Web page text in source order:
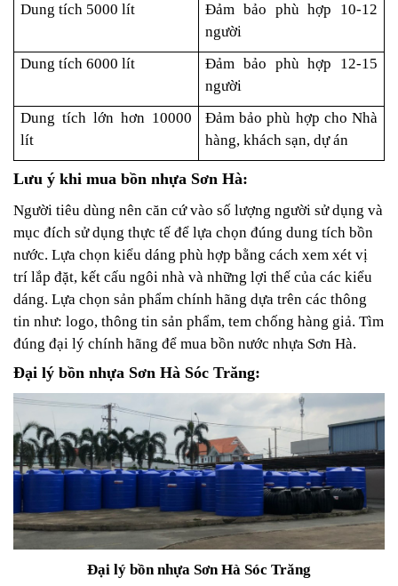
Dung tích 5000 lít
Đảm bảo phù hợp 10-12
người
Dung tích 6000 lít
Đảm bảo phù hợp 12-15
người
Dung tích lớn hơn 10000
lít
Đảm bảo phù hợp cho Nhà
hàng, khách sạn, dự án
Lưu ý khi mua bồn nhựa Sơn Hà:
Người tiêu dùng nên căn cứ vào số lượng người sử dụng và
mục đích sử dụng thực tế để lựa chọn đúng dung tích bồn
nước. Lựa chọn kiểu dáng phù hợp bằng cách xem xét vị
trí lắp đặt, kết cấu ngôi nhà và những lợi thế của các kiểu
dáng. Lựa chọn sản phẩm chính hãng dựa trên các thông
tin như: logo, thông tin sản phẩm, tem chống hàng giả. Tìm
đúng đại lý chính hãng để mua bồn nước nhựa Sơn Hà.
Đại lý bồn nhựa Sơn Hà Sóc Trăng:
Đại lý bồn nhựa Sơn Hà Sóc Trăng